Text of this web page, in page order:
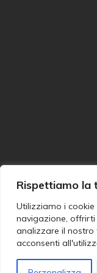
Rispettiamo la
Utilizziamo i
navigazione,
analizzare il nostro
acconsenti
Termini e
Gara S.a.s. -